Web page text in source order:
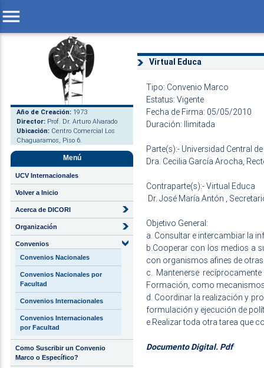
menu
Año de Creación: 1973
Director: Prof. Dr. Arturo Alvarado
Ubicación: Centro Comercial Los
Chaguaramos, Piso 6.
Menú
UCV Internacionales
Volver a Inicio
Acerca de DICORI
Organización
Convenios
Convenios Nacionales
Convenios Nacionales por
Facultad
Convenios Internacionales
Convenios Internacionales
por Facultad
Como Suscribir un Convenio
Marco o Específico?
Virtual Educa
Tipo: Convenio Marco
Estatus: Vigente
Fecha de Firma: 05/05/2010
Duración: Ilimitada
Parte(s):- Universidad Central
Dra. Cecilia García Arocha,
Contraparte(s):- Virtual Educa
Dr. José María Antón ,
Objetivo General:
a. Consultar e intercambiar la
b.Cooperar con los medios a
con organismos afines de
c. Mantenerse
Formación, como
d. Coordinar la realización y
formulación y ejecución de
e.Realizar toda otra tarea que
Documento Digital. Pdf